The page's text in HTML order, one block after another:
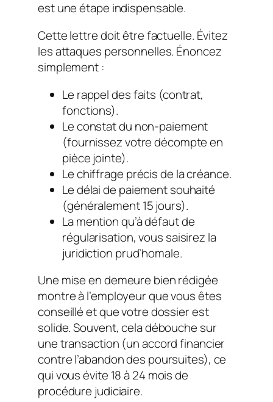
est une étape indispensable.
Cette lettre doit être factuelle. Évitez
les attaques personnelles. Énoncez
simplement :
Le rappel des faits (contrat,
fonctions).
Le constat du non-paiement
(fournissez votre décompte en
pièce jointe).
Le chiffrage précis de la créance.
Le délai de paiement souhaité
(généralement 15 jours).
La mention qu’à défaut de
régularisation, vous saisirez la
juridiction prud’homale.
Une mise en demeure bien rédigée
montre à l’employeur que vous êtes
conseillé et que votre dossier est
solide. Souvent, cela débouche sur
une transaction (un accord financier
contre l’abandon des poursuites), ce
qui vous évite 18 à 24 mois de
procédure judiciaire.